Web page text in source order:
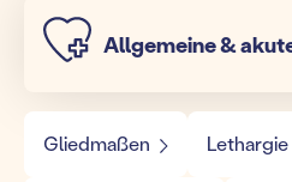
Allgemeine &
Gliedmaßen Lethargie